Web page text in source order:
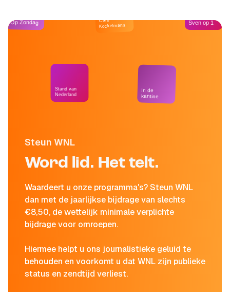
Steun WNL
Word lid. Het telt.
Waardeert u onze programma's? Steun WNL
dan met de jaarlijkse bijdrage van slechts
€8,50, de wettelijk minimale verplichte
bijdrage voor omroepen.
Hiermee helpt u ons journalistieke geluid te
behouden en voorkomt u dat WNL zijn publieke
status en zendtijd verliest.
Op Zondag
Stand van
Nederland
Café
Kockelmann
In de
kantine
Sven op 1